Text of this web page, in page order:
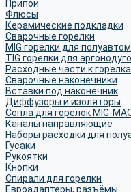
Припои
Флюсы
Керамические подкладки
Сварочные горелки
MIG горелки для
TIG горелки для
Расходные части к
Сварочные наконечники
Вставки под наконечник
Диффузоры и изоляторы
Сопла для горелок MIG-
Каналы направляющие
Наборы расходки для
Гусаки
Рукоятки
Кнопки
Спирали для горелки
Евроадаптеры, разъёмы